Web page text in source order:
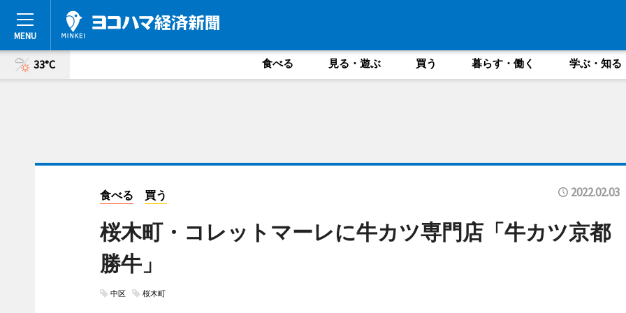
33°C 食べる 見る・遊ぶ 買う 暮らす・働く 学ぶ・知る
食べる 買う 2022.02.03
桜木町・コレットマーレに牛カツ専門店「牛カツ京都
勝牛」
中区 桜木町